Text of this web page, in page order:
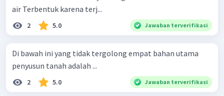
air Terbentuk karena terj...
2 5.0 Jawaban terverifikasi
Di bawah ini yang tidak tergolong empat bahan utama
penyusun tanah adalah ...
2 5.0 Jawaban terverifikasi